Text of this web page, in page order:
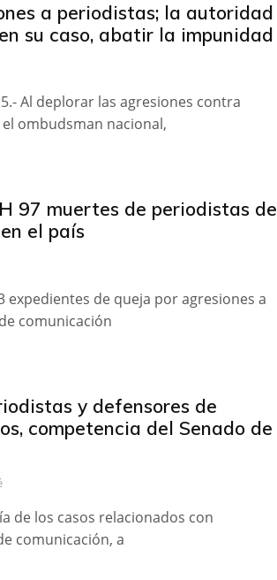
a periodistas; la autoridad
su caso, abatir la impunidad
Al deplorar las agresiones contra
ombudsman nacional,
97 muertes de periodistas de
el país
expedientes de queja por agresiones a
comunicación
y defensores de
competencia del Senado de
de los casos relacionados con
comunicación, a